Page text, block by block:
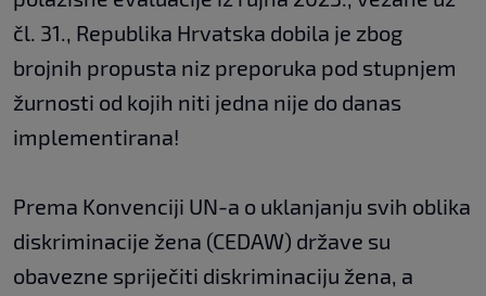
čl. 31., Republika Hrvatska dobila je zbog
brojnih propusta niz preporuka pod stupnjem
žurnosti od kojih niti jedna nije do danas
implementirana!
Prema Konvenciji UN-a o uklanjanju svih oblika
diskriminacije žena (CEDAW) države su
obavezne spriječiti diskriminaciju žena, a